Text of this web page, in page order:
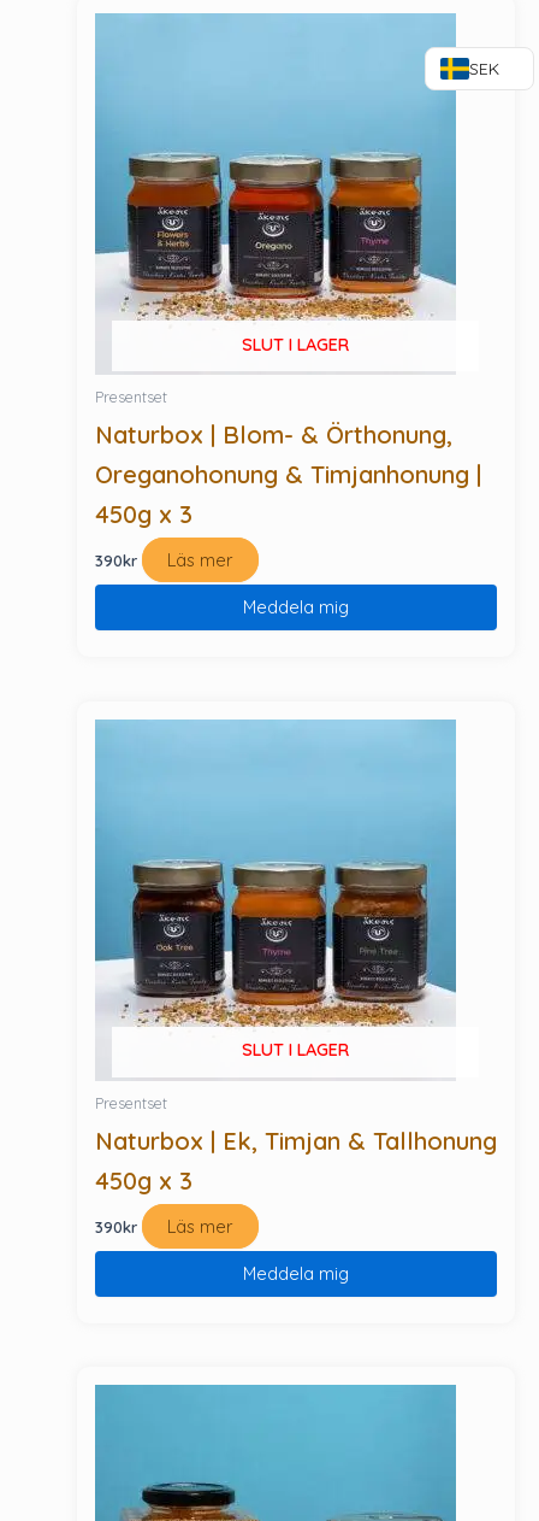
SLUT I LAGER
Presentset
Naturbox | Blom- & Örthonung,
Oreganohonung & Timjanhonung |
450g x 3
390kr Läs mer
Meddela mig
SLUT I LAGER
Presentset
Naturbox | Ek, Timjan & Tallhonung
450g x 3
390kr Läs mer
Meddela mig
SEK